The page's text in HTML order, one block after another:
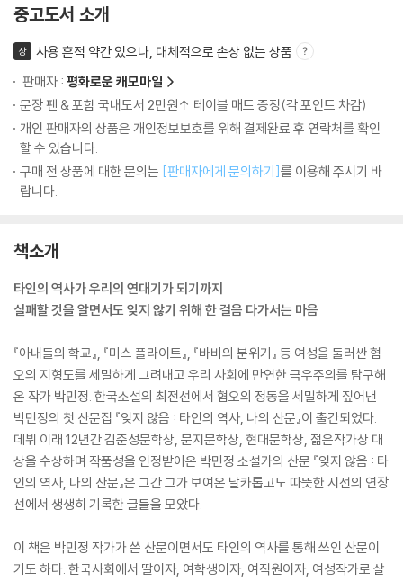
중고도서 소개
상
사용 흔적 약간 있으나, 대체적으로 손상 없는 상품
판매자 : 평화로운 캐모마일
문장 펜 & 포함 국내도서 2만원↑ 테이블 매트 증정(각 포인트 차감)
개인 판매자의 상품은 개인정보보호를 위해 결제완료 후 연락처를 확인
할 수 있습니다.
구매 전 상품에 대한 문의는 [판매자에게 문의하기]를 이용해 주시기 바
랍니다.
책소개
타인의 역사가 우리의 연대기가 되기까지
실패할 것을 알면서도 잊지 않기 위해 한 걸음 다가서는 마음
『아내들의 학교』, 『미스 플라이트』, 『바비의 분위기』 등 여성을 둘러싼 혐
오의 지형도를 세밀하게 그려내고 우리 사회에 만연한 극우주의를 탐구해
온 작가 박민정. 한국소설의 최전선에서 혐오의 정동을 세밀하게 짚어낸
박민정의 첫 산문집 『잊지 않음 : 타인의 역사, 나의 산문』이 출간되었다.
데뷔 이래 12년간 김준성문학상, 문지문학상, 현대문학상, 젊은작가상 대
상을 수상하며 작품성을 인정받아온 박민정 소설가의 산문 『잊지 않음 : 타
인의 역사, 나의 산문』은 그간 그가 보여온 날카롭고도 따뜻한 시선의 연장
선에서 생생히 기록한 글들을 모았다.
이 책은 박민정 작가가 쓴 산문이면서도 타인의 역사를 통해 쓰인 산문이
기도 하다. 한국사회에서 딸이자, 여학생이자, 여직원이자, 여성작가로 살